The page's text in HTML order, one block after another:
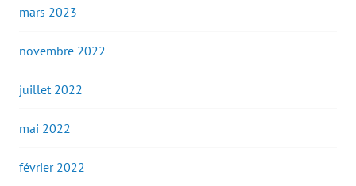
mars 2023
novembre 2022
juillet 2022
mai 2022
février 2022